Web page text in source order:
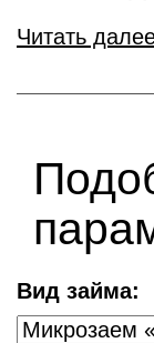
Читать
Вид займа: